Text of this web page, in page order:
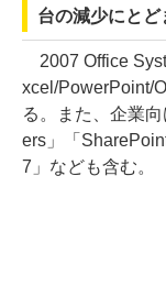
台の減少にとど
2007 Office
xcel/PowerPoint/
る。また、企業
ers」「
7」なども含む。